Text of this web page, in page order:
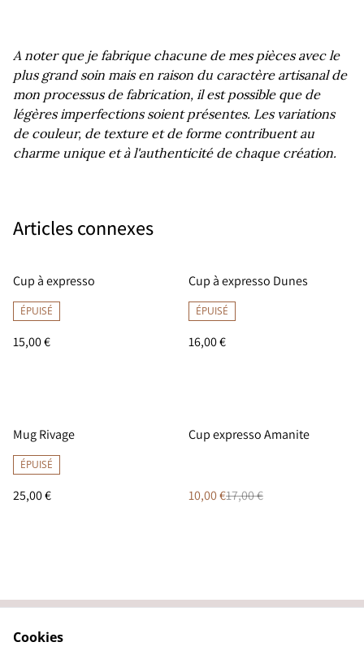
A noter que je fabrique chacune de mes pièces avec le
plus grand soin mais en raison du caractère artisanal de
mon processus de fabrication, il est possible que de
légères imperfections soient présentes. Les variations
de couleur, de texture et de forme contribuent au
charme unique et à l'authenticité de chaque création.
Articles connexes
Cup à expresso
ÉPUISÉ
15,00 €
Cup à expresso Dunes
ÉPUISÉ
16,00 €
Mug Rivage
ÉPUISÉ
25,00 €
%
Cup expresso Amanite
10,00 €17,00 €
Cookies